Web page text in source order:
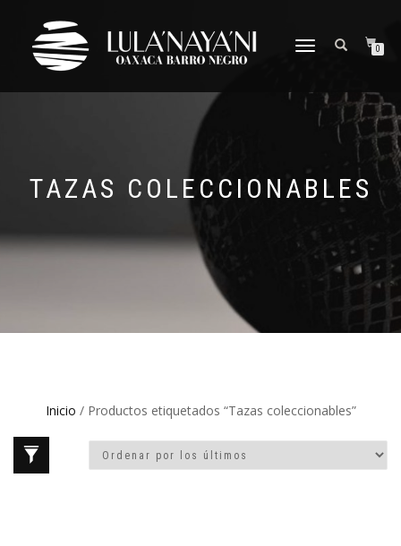
CAMBIAR
0
TAZAS COLECCIONABLES
Inicio / Productos etiquetados “Tazas coleccionables”